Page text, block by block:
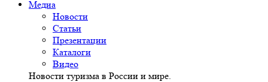
Медиа
Новости
Статьи
Презентации
Каталоги
Видео
Новости туризма в России и мире.